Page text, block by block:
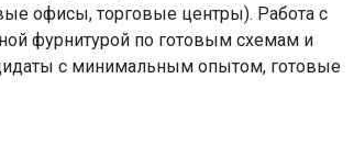
офисы, торговые центры). Работа с
фурнитурой по готовым схемам и
с минимальным опытом, готовые